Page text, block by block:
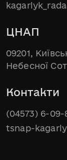
ЦНАП
09201,
Небесної
Контакти
(04573) 6-09-
tsnap-